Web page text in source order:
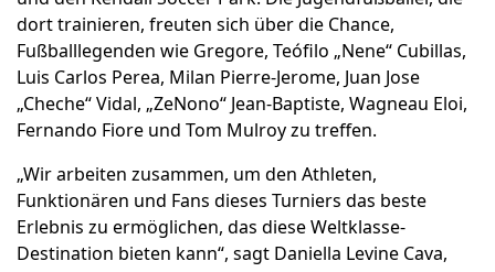
dort trainieren, freuten sich über die Chance,
Fußballlegenden wie Gregore, Teófilo „Nene“ Cubillas,
Luis Carlos Perea, Milan Pierre-Jerome, Juan Jose
„Cheche“ Vidal, „ZeNono“ Jean-Baptiste, Wagneau Eloi,
Fernando Fiore und Tom Mulroy zu treffen.
„Wir arbeiten zusammen, um den Athleten,
Funktionären und Fans dieses Turniers das beste
Erlebnis zu ermöglichen, das diese Weltklasse-
Destination bieten kann“, sagt Daniella Levine Cava,